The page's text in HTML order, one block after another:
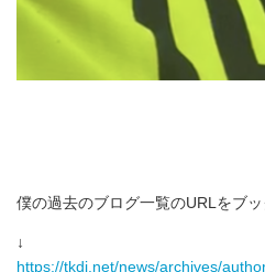
僕の過去のブログ一覧のURLをブ
↓
https://tkdj.net/news/archives/